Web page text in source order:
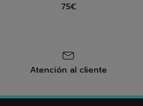
75€
Atención al cliente